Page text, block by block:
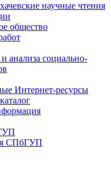
научные чтения
общество
анализа социально-
Интернет-ресурсы
СПбГУП